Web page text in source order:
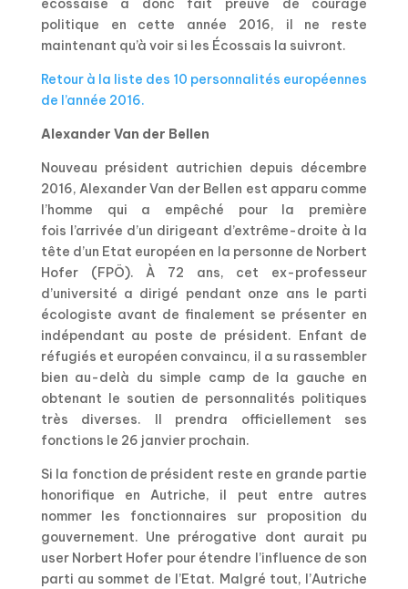
écossaise a donc fait preuve de courage
politique en cette année 2016, il ne reste
maintenant qu’à voir si les Écossais la suivront.
Retour à la liste des 10 personnalités européennes
de l’année 2016.
Alexander Van der Bellen
Nouveau président autrichien depuis décembre
2016, Alexander Van der Bellen est apparu comme
l’homme qui a empêché pour la première
fois l’arrivée d’un dirigeant d’extrême-droite à la
tête d’un Etat européen en la personne de Norbert
Hofer (FPÖ). À 72 ans, cet ex-professeur
d’université a dirigé pendant onze ans le parti
écologiste avant de finalement se présenter en
indépendant au poste de président. Enfant de
réfugiés et européen convaincu, il a su rassembler
bien au-delà du simple camp de la gauche en
obtenant le soutien de personnalités politiques
très diverses. Il prendra officiellement ses
fonctions le 26 janvier prochain.
Si la fonction de président reste en grande partie
honorifique en Autriche, il peut entre autres
nommer les fonctionnaires sur proposition du
gouvernement. Une prérogative dont aurait pu
user Norbert Hofer pour étendre l’influence de son
parti au sommet de l’Etat. Malgré tout, l’Autriche